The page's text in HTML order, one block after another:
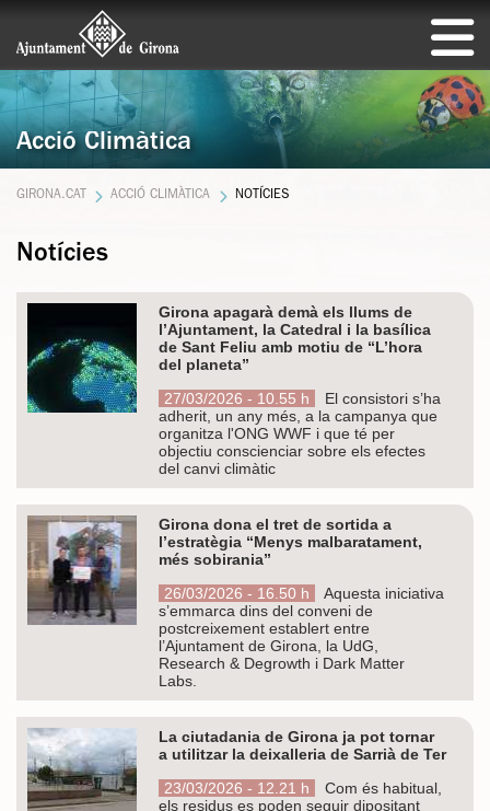
Acció Climàtica
GIRONA.CAT ACCIÓ CLIMÀTICA NOTÍCIES
Notícies
Girona apagarà demà els llums de
l’Ajuntament, la Catedral i la basílica
de Sant Feliu amb motiu de “L’hora
del planeta”
27/03/2026 - 10.55 h
El consistori s’ha
adherit, un any més, a la campanya que
organitza l'ONG WWF i que té per
objectiu conscienciar sobre els efectes
del canvi climàtic
Girona dona el tret de sortida a
l’estratègia “Menys malbaratament,
més sobirania”
26/03/2026 - 16.50 h
Aquesta iniciativa
s’emmarca dins del conveni de
postcreixement establert entre
l’Ajuntament de Girona, la UdG,
Research & Degrowth i Dark Matter
Labs.
La ciutadania de Girona ja pot tornar
a utilitzar la deixalleria de Sarrià de Ter
23/03/2026 - 12.21 h
Com és habitual,
els residus es poden seguir dipositant